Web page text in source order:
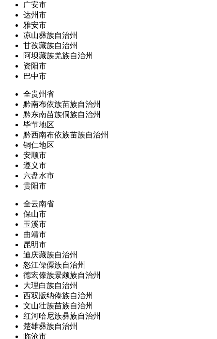
广安市
达州市
雅安市
凉山彝族自治州
甘孜藏族自治州
阿坝藏族羌族自治州
资阳市
巴中市
全贵州省
黔南布依族苗族自治州
黔东南苗族侗族自治州
毕节地区
黔西南布依族苗族自治州
铜仁地区
安顺市
遵义市
六盘水市
贵阳市
全云南省
保山市
玉溪市
曲靖市
昆明市
迪庆藏族自治州
怒江傈僳族自治州
德宏傣族景颇族自治州
大理白族自治州
西双版纳傣族自治州
文山壮族苗族自治州
红河哈尼族彝族自治州
楚雄彝族自治州
临沧市